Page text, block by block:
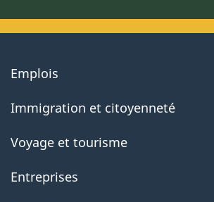
About
government
Emplois
Immigration et citoyenneté
Voyage et tourisme
Entreprises